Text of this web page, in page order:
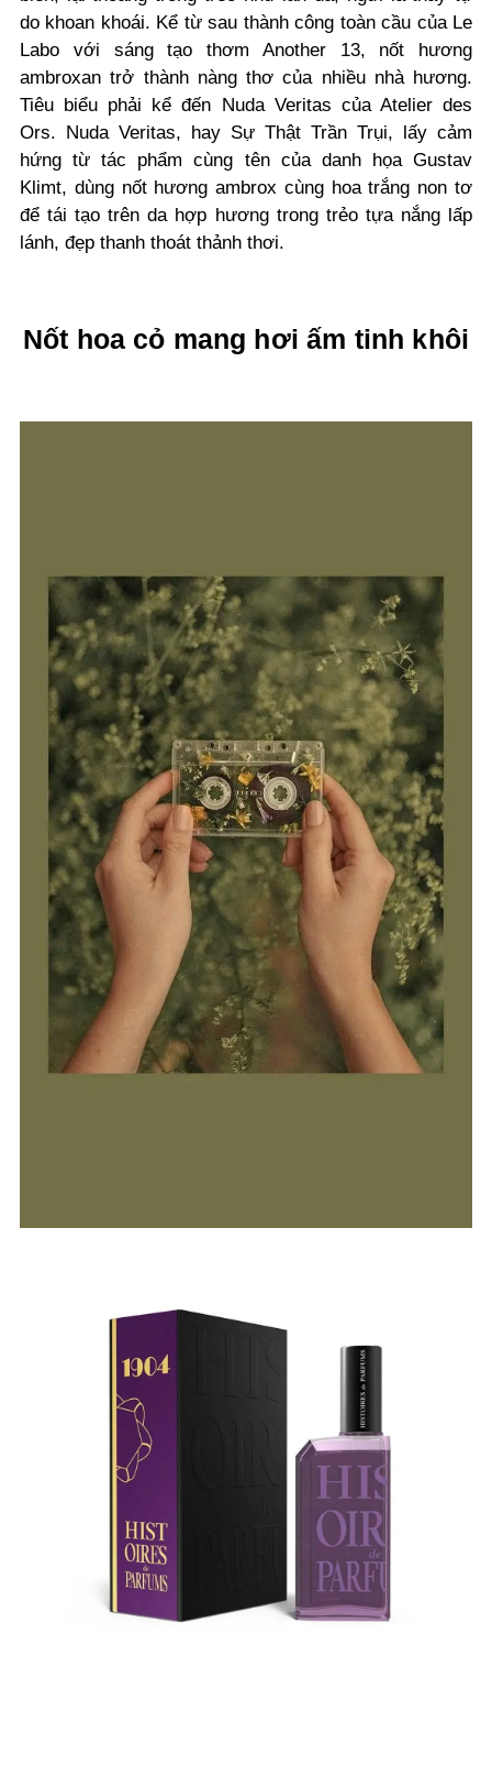
do khoan khoái. Kể từ sau thành công toàn cầu của Le
Labo với sáng tạo thơm Another 13, nốt hương
ambroxan trở thành nàng thơ của nhiều nhà hương.
Tiêu biểu phải kể đến Nuda Veritas của Atelier des
Ors. Nuda Veritas, hay Sự Thật Trần Trụi, lấy cảm
hứng từ tác phẩm cùng tên của danh họa Gustav
Klimt, dùng nốt hương ambrox cùng hoa trắng non tơ
để tái tạo trên da hợp hương trong trẻo tựa nắng lấp
lánh, đẹp thanh thoát thảnh thơi.
Nốt hoa cỏ mang hơi ấm tinh khôi